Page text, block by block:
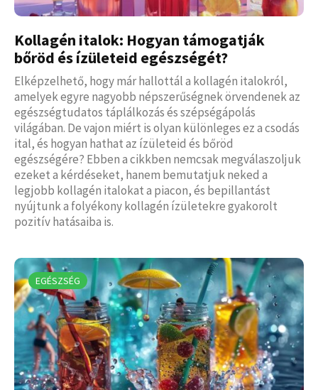
Kollagén italok: Hogyan támogatják
bőröd és ízületeid egészségét?
Elképzelhető, hogy már hallottál a kollagén italokról,
amelyek egyre nagyobb népszerűségnek örvendenek az
egészségtudatos táplálkozás és szépségápolás
világában. De vajon miért is olyan különleges ez a csodás
ital, és hogyan hathat az ízületeid és bőröd
egészségére? Ebben a cikkben nemcsak megválaszoljuk
ezeket a kérdéseket, hanem bemutatjuk neked a
legjobb kollagén italokat a piacon, és bepillantást
nyújtunk a folyékony kollagén ízületekre gyakorolt
pozitív hatásaiba is.
EGÉSZSÉG